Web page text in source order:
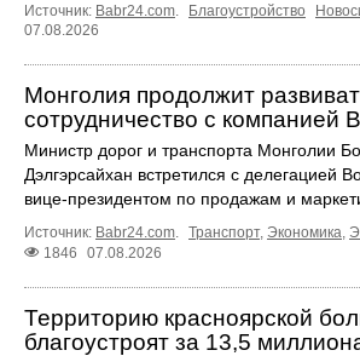
Источник: Babr24.com Благоустройство
07.08.2026
Монголия продолжит
сотрудничество с компанией
Министр дорог и транспорта Монголии
Дэлгэрсайхан встретился с делегацией
вице-президентом по продажам и
Источник: Babr24.com Транспорт, Экономика
1846
07.08.2026
Территорию красноярской
благоустроят за 13,5